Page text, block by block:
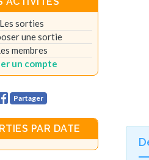
Les sorties
une sortie
membres
un compte
Partager
PAR DATE